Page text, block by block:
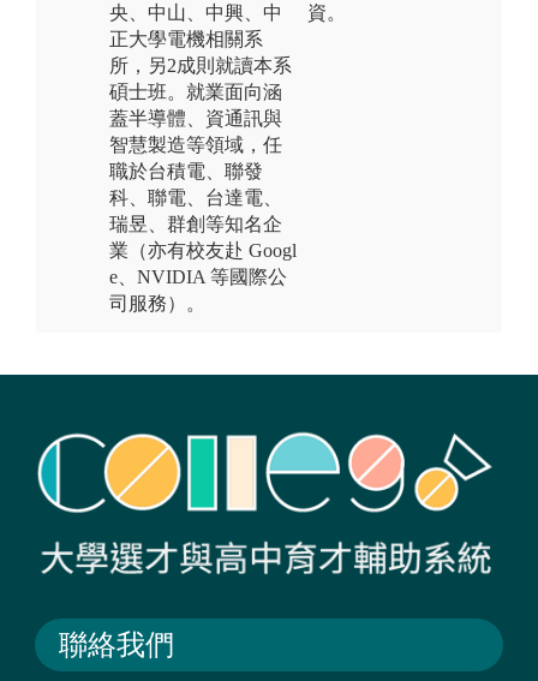
央、中山、中興、中
正大學電機相關系
所，另2成則就讀本系
碩士班。就業面向涵
蓋半導體、資通訊與
智慧製造等領域，任
職於台積電、聯發
科、聯電、台達電、
瑞昱、群創等知名企
業（亦有校友赴 Googl
e、NVIDIA 等國際公
司服務）。
資。
聯絡我們